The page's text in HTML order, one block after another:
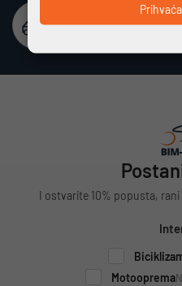
I ostvarite 10% popusta,
Motooprema